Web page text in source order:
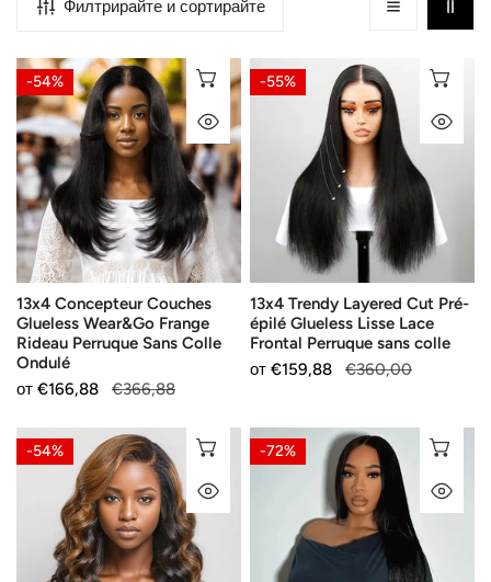
Филтрирайте и сортирайте
13x4
Concepteur
Couches
Glueless
Wear&Go
Frange
Rideau
Perruque
Sans
Colle
Ondulé
-54% ИЗБЕРЕТЕ ОПЦИИ
БЪРЗ ПОГЛЕД
13x4 Concepteur Couches
Glueless Wear&Go Frange
Rideau Perruque Sans Colle
Ondulé
Продажна
от €166,88
Редовна
€366,88
13x4
Trendy
Glueless
Lace
Frontal
Perruque
sans
-55%
13x4 Trendy Layered Cut Pré-
épilé Glueless Lisse Lace
Frontal Perruque sans colle
Продажна
от €159,88
Редовна
€360,00
13x4
Couches
Glueless
Marron
-54% ИЗБЕРЕТЕ ОПЦИИ
БЪРЗ ПОГЛЕД
Pré-
pêches
Glueless
-72%